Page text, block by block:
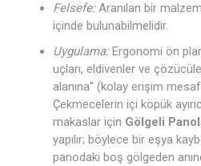
Felsefe:Aranılan bir
içinde bulunabilmelidir.
Uygulama:Ergonomi ön
uçları, eldivenler ve
alanına" (kolay erişim
Çekmecelerin içi köpük
makaslar için Gölgeli
yapılır; böylece bir eşya
panodaki boş gölgeden